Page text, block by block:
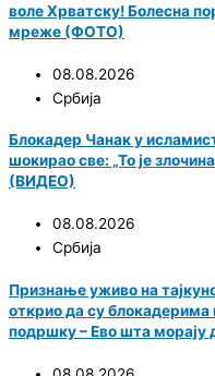
воле Хрватску! Болесна
мреже (ФОТО)
08.08.2026
Србија
Блокадер Чанак у
шокирао све: „То је
(ВИДЕО)
08.08.2026
Србија
Признање уживо на
открио да су блокадерима
подршку – Ево шта морају